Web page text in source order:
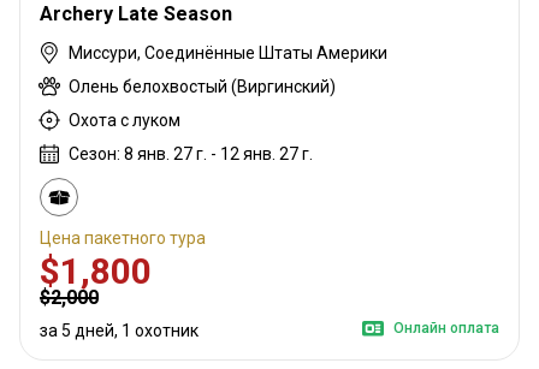
Archery Late Season
Миссури, Соединённые Штаты Америки
Олень белохвостый (Виргинский)
Охота с луком
Сезон: 8 янв. 27 г. - 12 янв. 27 г.
Цена пакетного тура
$1,800
$2,000
за 5 дней, 1 охотник Онлайн оплата